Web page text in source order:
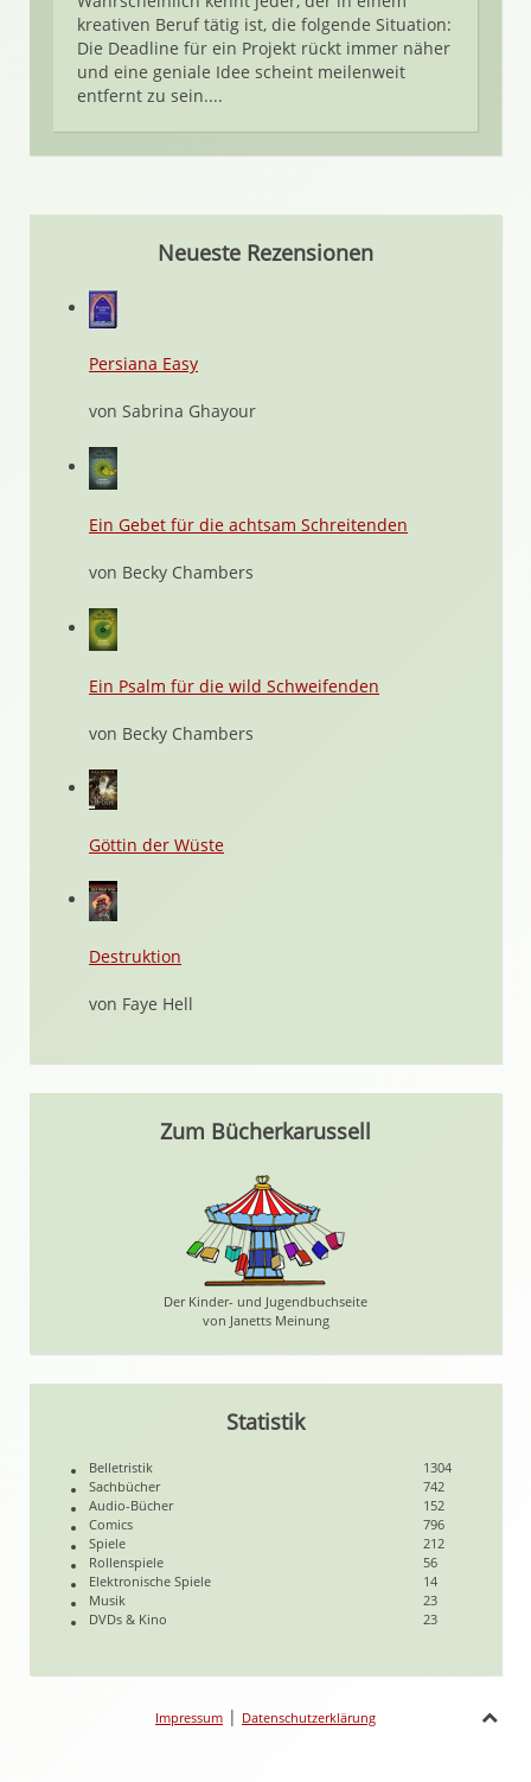
kreativen Beruf tätig ist, die folgende Situation:
Die Deadline für ein Projekt rückt immer näher
und eine geniale Idee scheint meilenweit
entfernt zu sein....
Neueste Rezensionen
Persiana Easy
von Sabrina Ghayour
Ein Gebet für die achtsam Schreitenden
von Becky Chambers
Ein Psalm für die wild Schweifenden
von Becky Chambers
Göttin der Wüste
Destruktion
von Faye Hell
Zum Bücherkarussell
Der Kinder- und Jugendbuchseite
von Janetts Meinung
Statistik
Belletristik
1304
Sachbücher
742
Audio-Bücher
152
Comics
796
Spiele
212
Rollenspiele
56
Elektronische Spiele
14
Musik
23
DVDs & Kino
23
Impressum | Datenschutzerklärung